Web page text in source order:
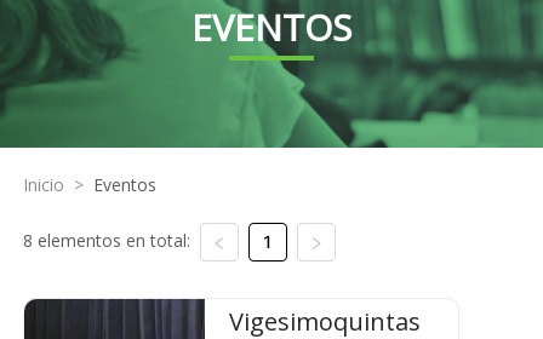
EVENTOS
Inicio > Eventos
8 elementos en total: 1
Vigesimoquintas